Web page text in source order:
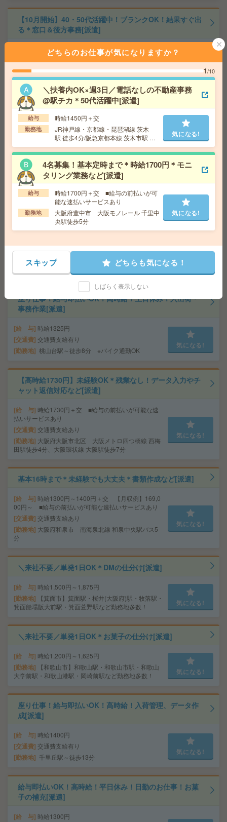
【10月開始】40・50代活躍中！ブランクOK！結果すぐ出
る＊窓口＆後方事務[派遣]
時給1600円 月収例 240,000円
交通費
勤務地 高槻市駅徒歩2分 ※自転車通勤もOK！事前に
ご相談ください！
気になる!
【16時までの時短！】未経験OK！伝票入力などカンタン
事務！貝塚[派遣]
時給1400円 月収例 168,000円
交通費 全額支給
勤務地
泉佐野駅車15分、熊取駅車14分 ※車通勤O
K！駐車場代も無料！
気になる!
＼8名募集／未経験OK！大手企業＊健康診断結果データ
チェック等[派遣]
給 与 時給1600円＋交 【月収例】316,000円～ ■
交通費 交通費支給あり
勤務地
大阪府大阪市中央区 大阪メトロ御堂筋線 心
斎橋駅徒歩7分、大阪メトロ御堂筋線 本町駅徒歩7分
座り仕事！給与即払いOK！高時給！土日休み！入出荷・
事務作業[派遣]
給 与 時給1325円
交通費 交通費支給有り
勤務地 桃山台駅～徒歩8分 ※バイク通勤OK
気になる!
【高時給1730円】未経験OK＊残業なし！データ入力やチ
ャット返信対応など[派遣]
給 与 時給1730円＋交 ■給与の前払いが可能な速
払いサービスあり
交通費 交通費支給あり
勤務地 大阪府大阪市北区 大阪メトロ四つ橋線 西梅
田駅徒歩4分、大阪環状線 大阪駅徒歩7分
気になる!
基本16時まで＊未経験でも大丈夫＊書類作成など[派遣]
給 与 時給1300円～1400円＋交 【月収例】169,0
00円～ ■給与の前払いが可能な速払いサービスあり
交通費 交通費支給あり
勤務地 大阪府和泉市 南海泉北線 和泉中央駅バス5
分
気になる!
＼来社不要／単発1日OK＊DMの仕分け[派遣]
給 与 時給1,500円～1,875円
勤務地
【箕面市】箕面駅・桜井(大阪府)駅・牧落駅・
箕面船場阪大前駅・箕面萱野駅など勤務地多数！
気になる!
＼来社不要／単発1日OK＊お菓子の仕分け[派遣]
給 与 時給1,200円～1,625円
勤務地
【和歌山市】和歌山駅・和歌山市駅・和歌山
大学前駅・和歌山港駅・岡崎前駅など勤務地多数！
気になる!
座り仕事！給与即払いOK！高時給！入荷管理、データ作
成[派遣]
給 与 時給1400円
交通費 交通費支給有り
勤務地 千里丘駅～徒歩13分
気になる!
給与即払いOK！高時給！平日休み！日勤のお仕事！お菓
子の補充[派遣]
給 与 時給1300円
どちらのお仕事が気になりますか？
1/10
＼扶養内OK×週3日／電話なしの不動産事務
@駅チカ＊50代活躍中[派遣]
給与 時給1450円＋交
勤務地
JR神戸線・京都線・琵琶湖線 茨木
駅 徒歩4分/阪急京都本線 茨木市駅 バ
ス8分＋徒歩2分
気になる!
4名募集！基本定時まで＊時給1700円＊モニ
タリング業務など[派遣]
給与
時給1700円＋交 ■給与の前払いが可
能な速払いサービスあり
勤務地
大阪府豊中市 大阪モノレール 千里中
央駅徒歩5分
気になる!
スキップ どちらも気になる！
しばらく表示しない